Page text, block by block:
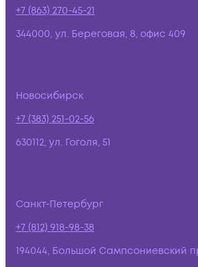
+7 (863) 270-45-21
344000, ул. Береговая, 8, офис 409
Новосибирск
+7 (383) 251-02-56
630112, ул. Гоголя, 51
Санкт-Петербург
+7 (812) 918-98-38
194044, Большой Сампсониевский